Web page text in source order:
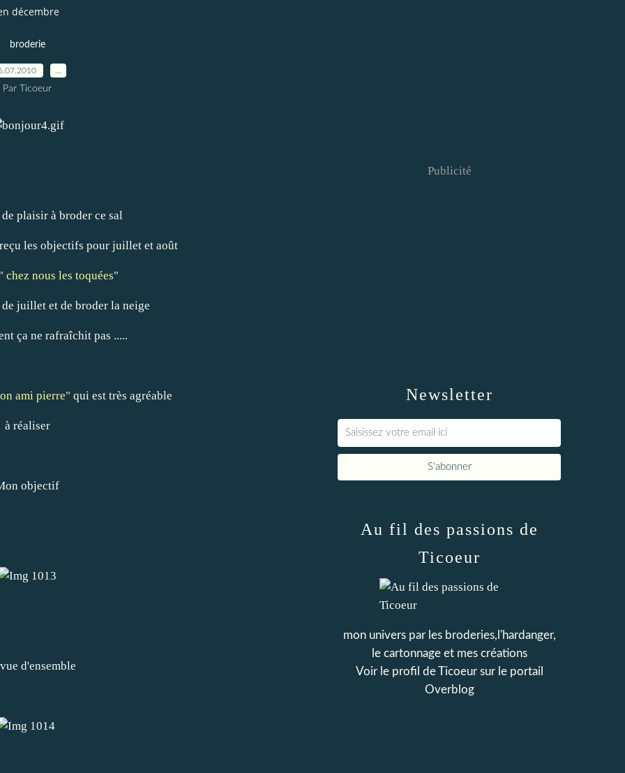
décembre
broderie
Par Ticoeur
plaisir à broder ce sal
les objectifs pour juillet et août
chez nous les toquées"
juillet et de broder la neige
ça ne rafraîchit pas .....
ami pierre" qui est très agréable
à réaliser
objectif
d'ensemble
Newsletter
Publicité
Au fil des passions de
Ticoeur
mon univers par les broderies,l'hardanger,
le cartonnage et mes créations
Voir le profil deTicoeursur le portail
Overblog